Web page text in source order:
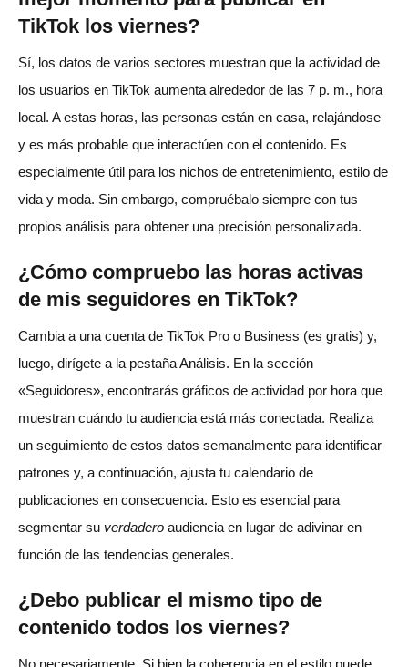
TikTok los viernes?
Sí, los datos de varios sectores muestran que la actividad de
los usuarios en TikTok aumenta alrededor de las 7 p. m., hora
local. A estas horas, las personas están en casa, relajándose
y es más probable que interactúen con el contenido. Es
especialmente útil para los nichos de entretenimiento, estilo de
vida y moda. Sin embargo, compruébalo siempre con tus
propios análisis para obtener una precisión personalizada.
¿Cómo compruebo las horas activas
de mis seguidores en TikTok?
Cambia a una cuenta de TikTok Pro o Business (es gratis) y,
luego, dirígete a la pestaña Análisis. En la sección
«Seguidores», encontrarás gráficos de actividad por hora que
muestran cuándo tu audiencia está más conectada. Realiza
un seguimiento de estos datos semanalmente para identificar
patrones y, a continuación, ajusta tu calendario de
publicaciones en consecuencia. Esto es esencial para
segmentar su verdadero audiencia en lugar de adivinar en
función de las tendencias generales.
¿Debo publicar el mismo tipo de
contenido todos los viernes?
No necesariamente. Si bien la coherencia en el estilo puede